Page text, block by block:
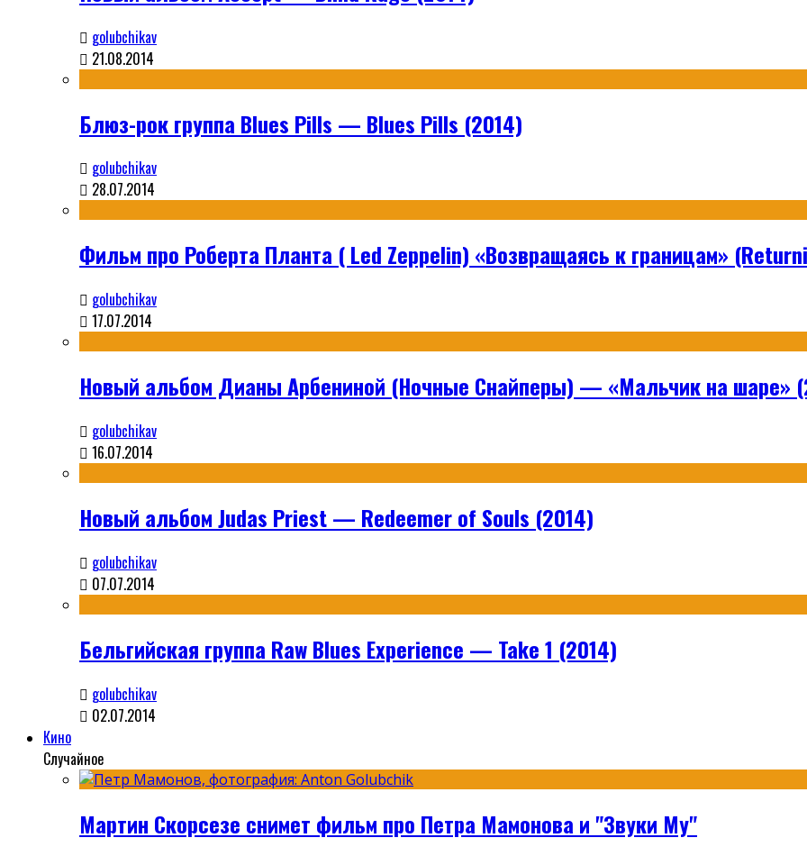
golubchikav
21.08.2014
Блюз-рок группа Blues Pills — Blues Pills (2014)
golubchikav
28.07.2014
Фильм про Роберта Планта ( Led Zeppelin) «Возвращаясь к границам»
golubchikav
17.07.2014
Новый альбом Дианы Арбениной (Ночные Снайперы) — «Мальчик на шаре»
golubchikav
16.07.2014
Новый альбом Judas Priest — Redeemer of Souls (2014)
golubchikav
07.07.2014
Бельгийская группа Raw Blues Experience — Take 1 (2014)
golubchikav
02.07.2014
Кино
Случайное
Мартин Скорсезе снимет фильм про Петра Мамонова и "Звуки Му"